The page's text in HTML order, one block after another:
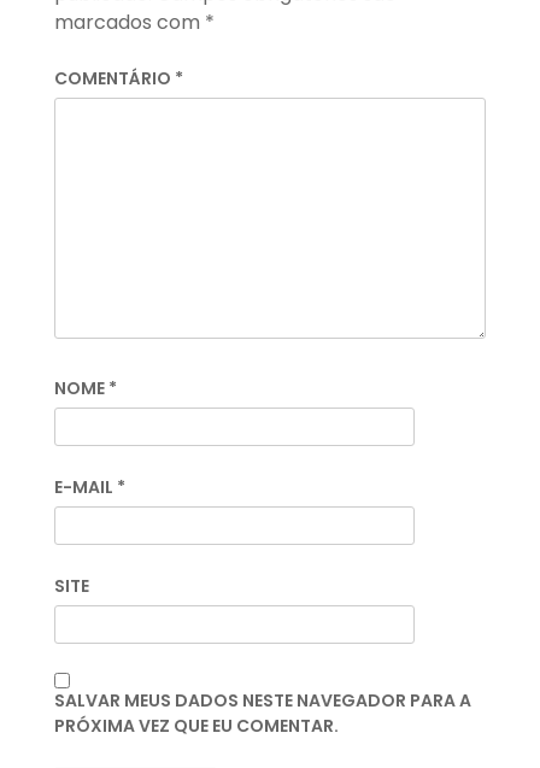
marcados com *
COMENTÁRIO *
NOME *
E-MAIL *
SITE
SALVAR MEUS DADOS NESTE NAVEGADOR PARA A
PRÓXIMA VEZ QUE EU COMENTAR.